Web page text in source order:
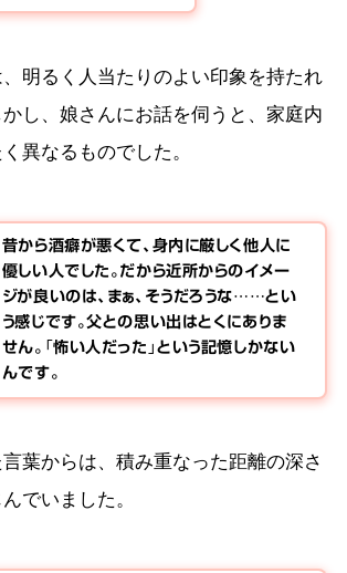
明るく人当たりのよい印象を持たれ
し、娘さんにお話を伺うと、家庭内
異なるものでした。
昔から酒癖が悪くて、身内に厳しく他人に
優しい人でした。だから近所からのイメー
ジが良いのは、まぁ、そうだろうな……とい
う感じです。父との思い出はとくにありま
せん。「怖い人だった」という記憶しかない
んです。
葉からは、積み重なった距離の深さ
でいました。